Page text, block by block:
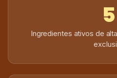
5
Ingredientes ativos de